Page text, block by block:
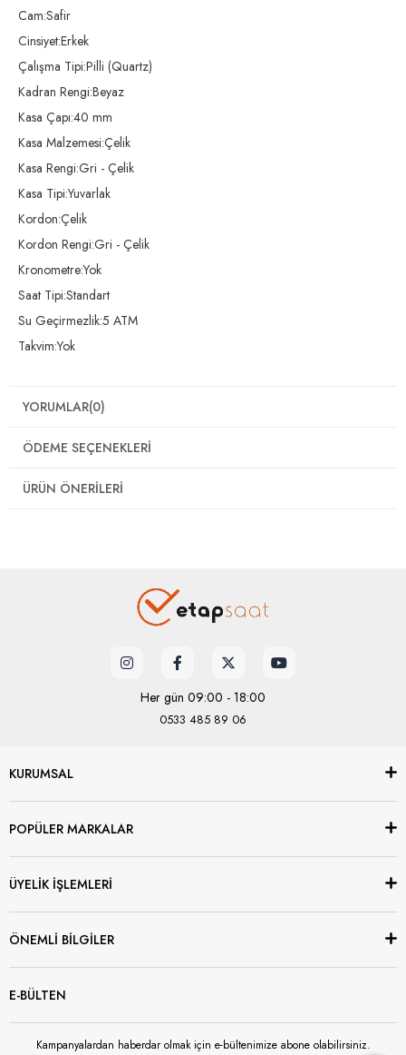
Cam:Safir
Cinsiyet:Erkek
Çalışma Tipi:Pilli (Quartz)
Kadran Rengi:Beyaz
Kasa Çapı:40 mm
Kasa Malzemesi:Çelik
Kasa Rengi:Gri - Çelik
Kasa Tipi:Yuvarlak
Kordon:Çelik
Kordon Rengi:Gri - Çelik
Kronometre:Yok
Saat Tipi:Standart
Su Geçirmezlik:5 ATM
Takvim:Yok
YORUMLAR(0)
ÖDEME SEÇENEKLERI
ÜRÜN ÖNERILERI
Her gün 09:00 - 18:00
0533 485 89 06
KURUMSAL
POPÜLER MARKALAR
ÜYELİK İŞLEMLERİ
ÖNEMLİ BİLGİLER
E-BÜLTEN
Kampanyalardan haberdar olmak için e-bültenimize abone olabilirsiniz.